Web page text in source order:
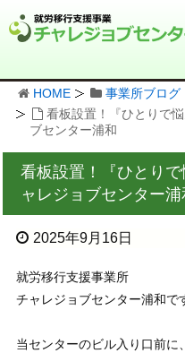
HOME
事業所ブログ
看板設置！『ひとりで
ブセンター浦和
看板設置！『ひとり
ャレジョブセンター浦
2025年9月16日
就労移行支援事業所
チャレジョブセンター浦和で
当センターのビル入り口前に、